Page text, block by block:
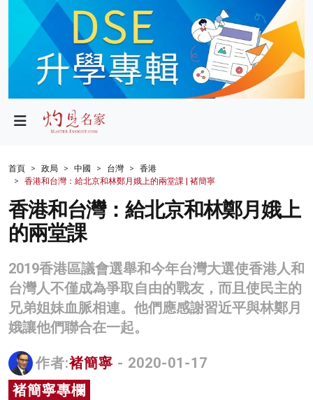
政局
財經
生活
健康
商業
科技
影片
名家榜
灼見活動
關於我們
首頁 政局 中國 台灣
香港
香港和台灣：給北京和林鄭月娥上的兩堂課 | 褚簡寧
香港和台灣：給北京和林鄭月娥上
的兩堂課
2019香港區議會選舉和今年台灣大選使香港人和
台灣人不僅成為爭取自由的戰友，而且使民主的
兄弟姐妹血脈相連。他們應感謝習近平與林鄭月
娥讓他們聯合在一起。
作者:褚簡寧 - 2020-01-17
褚簡寧專欄